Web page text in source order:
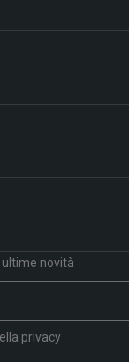
ultime novità
privacy